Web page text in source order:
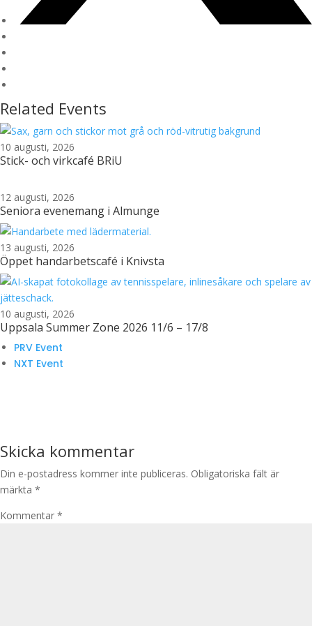
Related Events
10 augusti, 2026
Stick- och virkcafé BRiU
12 augusti, 2026
Seniora evenemang i Almunge
13 augusti, 2026
Öppet handarbetscafé i Knivsta
10 augusti, 2026
Uppsala Summer Zone 2026 11/6 – 17/8
PRV Event
NXT Event
Skicka kommentar
Din e-postadress kommer inte publiceras. Obligatoriska fält är
märkta *
Kommentar *